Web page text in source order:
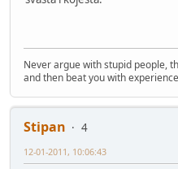
Never argue with stupid people,
and then beat you with
Stipan
4
12-01-2011, 10:06:43